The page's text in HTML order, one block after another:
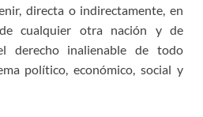
directa o indirectamente, en
cualquier otra nación y de
derecho inalienable de todo
político, económico, social y